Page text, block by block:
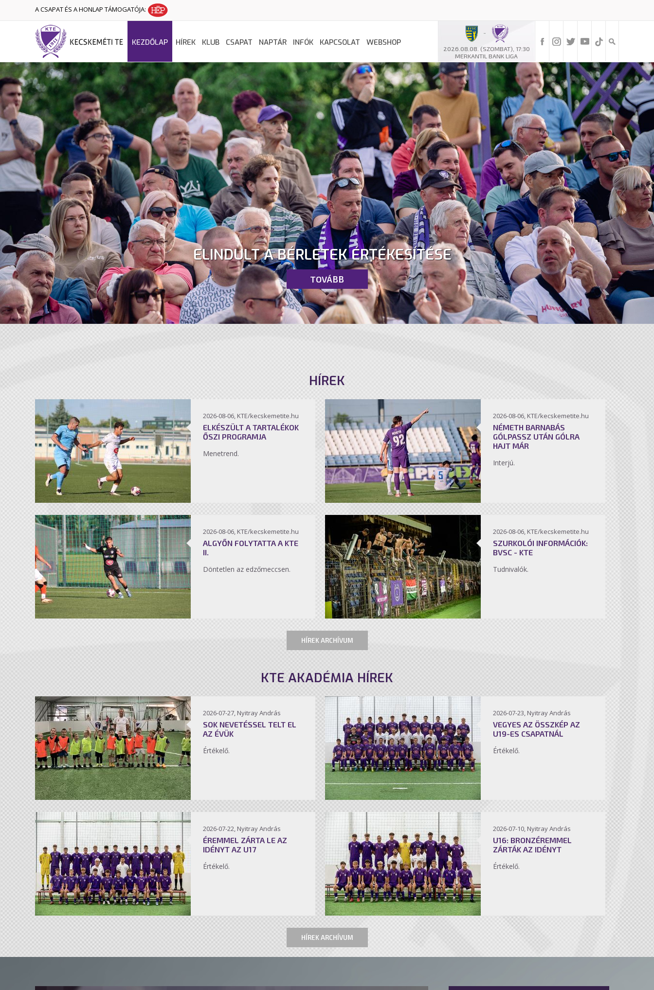
A CSAPAT ÉS A HONLAP TÁMOGATÓJA:
-
2026.08.08. (SZOMBAT), 17:30
MERKANTIL BANK LIGA
KEZDŐLAP HÍREK KLUB CSAPAT NAPTÁR INFÓK KAPCSOLAT WEBSHOP
ELINDULT A BÉRLETEK ÉRTÉKESÍTÉSE
TOVÁBB
HÍREK
2026-08-06, KTE/kecskemetite.hu
ELKÉSZÜLT A TARTALÉKOK
ŐSZI PROGRAMJA
Menetrend.
2026-08-06, KTE/kecskemetite.hu
NÉMETH BARNABÁS
GÓLPASSZ UTÁN GÓLRA
HAJT MÁR
Interjú.
2026-08-06, KTE/kecskemetite.hu
ALGYŐN FOLYTATTA A KTE
II.
Döntetlen az edzőmeccsen.
2026-08-06, KTE/kecskemetite.hu
SZURKOLÓI INFORMÁCIÓK:
BVSC - KTE
Tudnivalók.
HÍREK ARCHÍVUM
KTE AKADÉMIA HÍREK
2026-07-27, Nyitray András
SOK NEVETÉSSEL TELT EL
AZ ÉVÜK
Értékelő.
2026-07-23, Nyitray András
VEGYES AZ ÖSSZKÉP AZ
U19-ES CSAPATNÁL
Értékelő.
2026-07-22, Nyitray András
ÉREMMEL ZÁRTA LE AZ
IDÉNYT AZ U17
Értékelő.
2026-07-10, Nyitray András
U16: BRONZÉREMMEL
ZÁRTÁK AZ IDÉNYT
Értékelő.
HÍREK ARCHÍVUM